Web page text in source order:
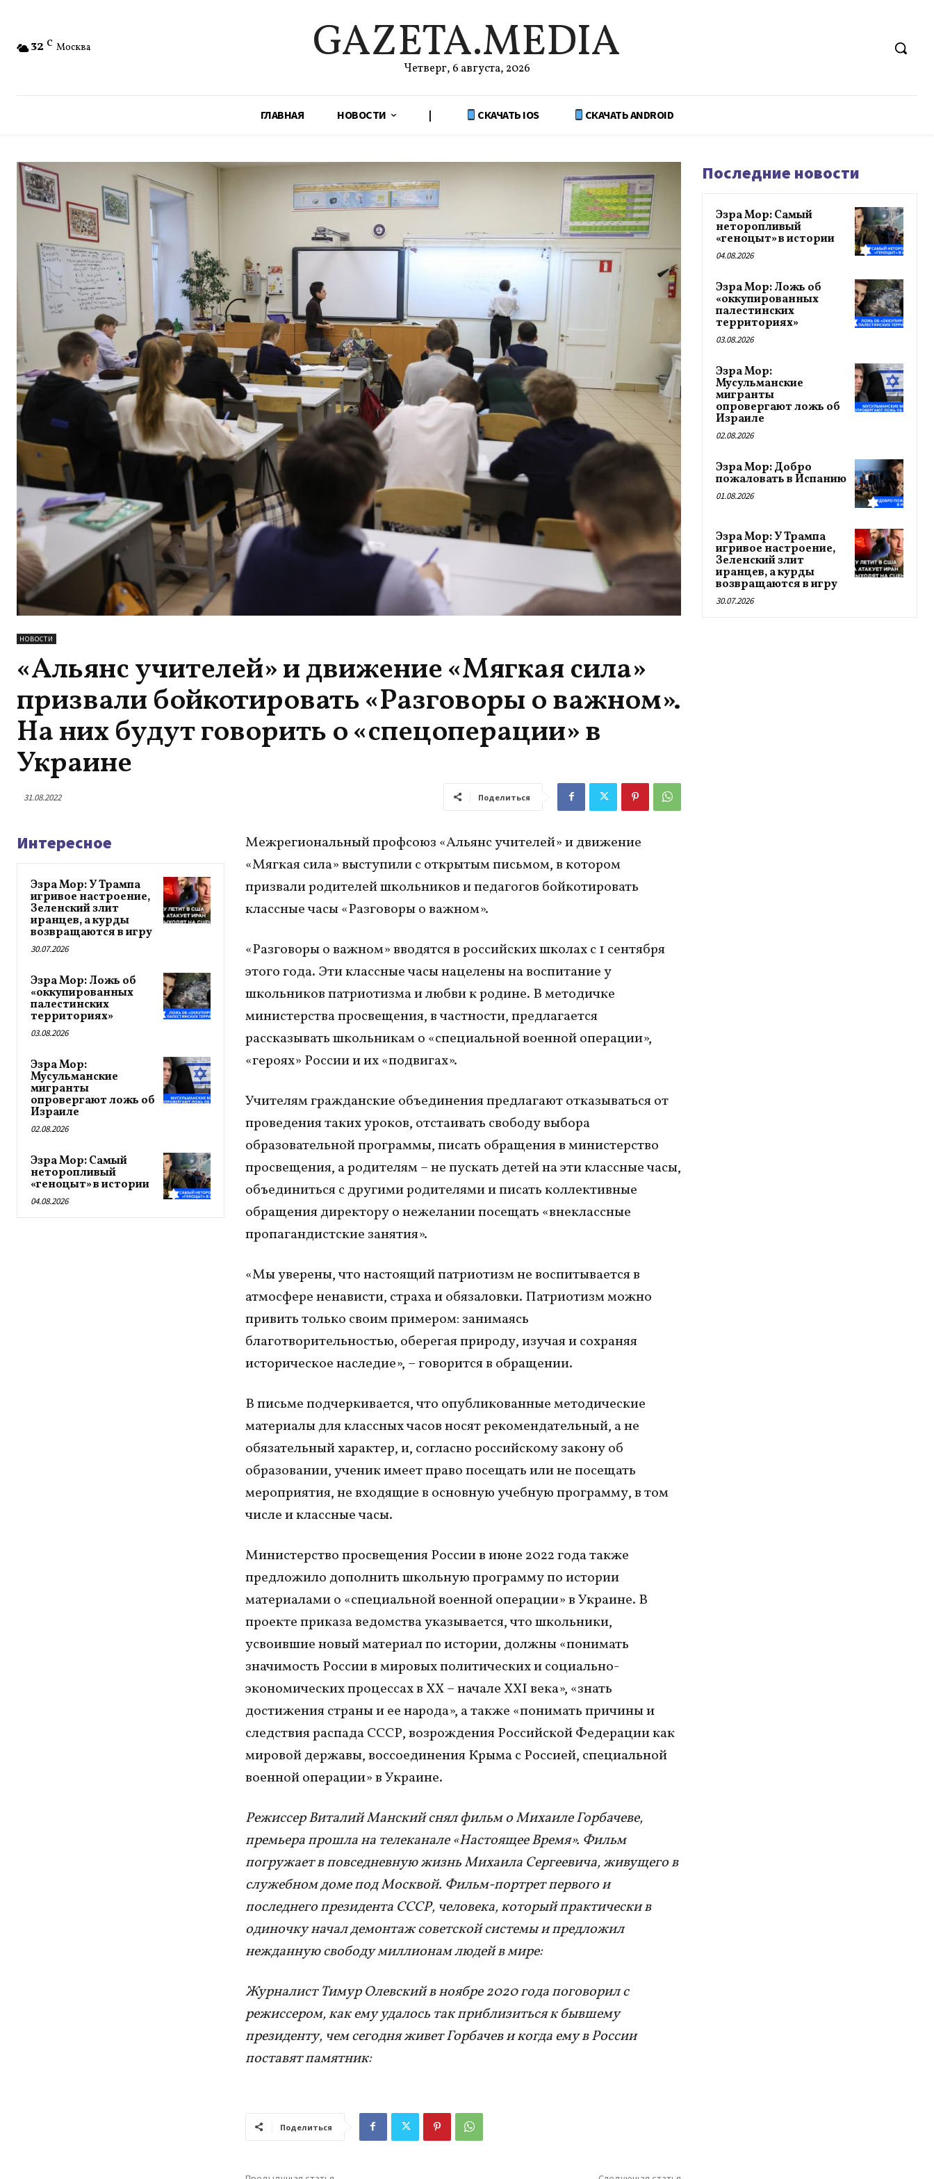
32 C Москва GAZETA.MEDIA
Четверг, 6 августа, 2026
ГЛАВНАЯ НОВОСТИ | СКАЧАТЬ IOS СКАЧАТЬ ANDROID
НОВОСТИ
«Альянс учителей» и движение «Мягкая сила»
призвали бойкотировать «Разговоры о важном».
На них будут говорить о «спецоперации» в
Украине
31.08.2022 Поделиться
Интересное
Эзра Мор: У Трампа
игривое настроение,
Зеленский злит
иранцев, а курды
возвращаются в игру
30.07.2026
Эзра Мор: Ложь об
«оккупированных
палестинских
территориях»
03.08.2026
Эзра Мор:
Мусульманские
мигранты
опровергают ложь об
Израиле
02.08.2026
Эзра Мор: Самый
неторопливый
«геноцыт» в истории
04.08.2026
Межрегиональный профсоюз «Альянс учителей» и движение
«Мягкая сила» выступили с открытым письмом, в котором
призвали родителей школьников и педагогов бойкотировать
классные часы «Разговоры о важном».
«Разговоры о важном» вводятся в российских школах с 1 сентября
этого года. Эти классные часы нацелены на воспитание у
школьников патриотизма и любви к родине. В методичке
министерства просвещения, в частности, предлагается
рассказывать школьникам о «специальной военной операции»,
«героях» России и их «подвигах».
Учителям гражданские объединения предлагают отказываться от
проведения таких уроков, отстаивать свободу выбора
образовательной программы, писать обращения в министерство
просвещения, а родителям – не пускать детей на эти классные часы,
объединиться с другими родителями и писать коллективные
обращения директору о нежелании посещать «внеклассные
пропагандистские занятия».
«Мы уверены, что настоящий патриотизм не воспитывается в
атмосфере ненависти, страxа и обязаловки. Патриотизм можно
привить только своим примером: занимаясь
благотворительностью, оберегая природу, изучая и соxраняя
историческое наследие», – говорится в обращении.
В письме подчеркивается, что опубликованные методические
материалы для классных часов носят рекомендательный, а не
обязательный характер, и, согласно российскому закону об
образовании, ученик имеет право посещать или не посещать
мероприятия, не входящие в основную учебную программу, в том
числе и классные часы.
Министерство просвещения России в июне 2022 года также
предложило дополнить школьную программу по истории
материалами о «специальной военной операции» в Украине. В
проекте приказа ведомства указывается, что школьники,
усвоившие новый материал по истории, должны «понимать
значимость России в мировых политических и социально-
экономических процессах в XX – начале XXI века», «знать
достижения страны и ее народа», а также «понимать причины и
следствия распада СССР, возрождения Российской Федерации как
мировой державы, воссоединения Крыма с Россией, специальной
военной операции» в Украине.
Режиссер Виталий Манский снял фильм о Михаиле Горбачеве,
премьера прошла на телеканале «Настоящее Время». Фильм
погружает в повседневную жизнь Михаила Сергеевича, живущего в
служебном доме под Москвой. Фильм-портрет первого и
последнего президента СССР, человека, который практически в
одиночку начал демонтаж советской системы и предложил
нежданную свободу миллионам людей в мире:
Журналист Тимур Олевский в ноябре 2020 года поговорил с
режиссером, как ему удалось так приблизиться к бывшему
президенту, чем сегодня живет Горбачев и когда ему в России
поставят памятник:
Поделиться
Последние новости
Эзра Мор: Самый
неторопливый
«геноцыт» в истории
04.08.2026
Эзра Мор: Ложь об
«оккупированных
палестинских
территориях»
03.08.2026
Эзра Мор:
Мусульманские
мигранты
опровергают ложь об
Израиле
02.08.2026
Эзра Мор: Добро
пожаловать в Испанию
01.08.2026
Эзра Мор: У Трампа
игривое настроение,
Зеленский злит
иранцев, а курды
возвращаются в игру
30.07.2026